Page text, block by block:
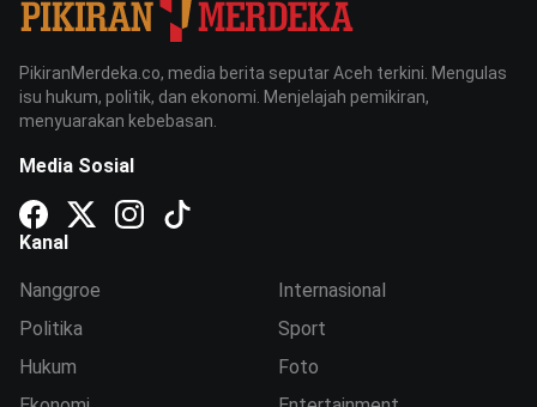
PikiranMerdeka.co, media berita seputar Aceh terkini. Mengulas
isu hukum, politik, dan ekonomi. Menjelajah pemikiran,
menyuarakan kebebasan.
Media Sosial
Kanal
Nanggroe
Politika
Hukum
Internasional
Sport
Foto